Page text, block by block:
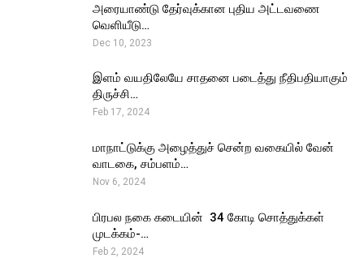
அரையாண்டு தேர்வுக்கான புதிய அட்டவணை
வெளியீடு…
Dec 10, 2023
இளம் வயதிலேயே சாதனை படைத்து நீதிபதியாகும்
திருச்சி…
Feb 17, 2024
மாநாட்டுக்கு அழைத்துச் சென்ற வகையில் வேன்
வாடகை, சம்பளம்…
Nov 6, 2024
பிரபல நகை கடையின் ₹ 34 கோடி சொத்துக்கள்
முடக்கம்-…
Feb 2, 2024